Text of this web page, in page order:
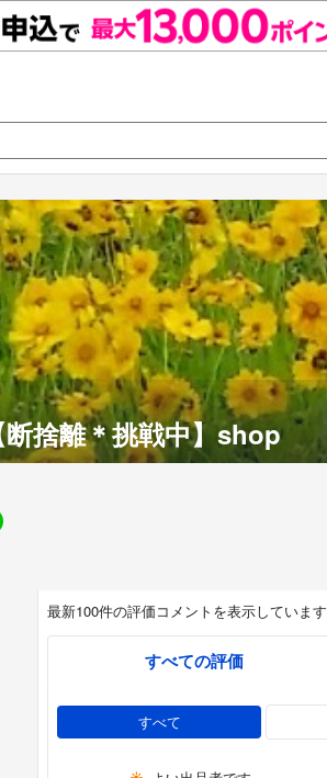
捨離＊挑戦中】shop
最新100件の評価コメントを表示しています
すべての評価
すべて